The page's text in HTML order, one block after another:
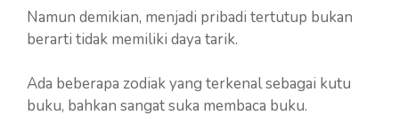
Namun demikian, menjadi pribadi tertutup bukan
berarti tidak memiliki daya tarik.
Ada beberapa zodiak yang terkenal sebagai kutu
buku, bahkan sangat suka membaca buku.